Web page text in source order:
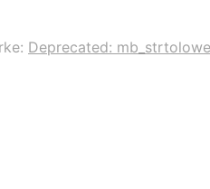
Deprecated: